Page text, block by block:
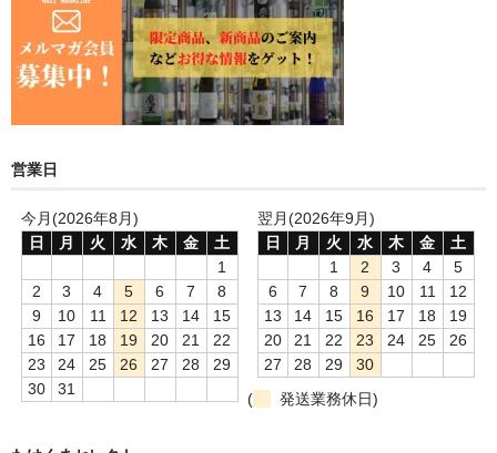
営業日
今月(2026年8月)
日
月 火 水 木 金
土
1
2
3 4 5 6 7
8
9
10 11 12 13 14
15
16
17 18 19 20 21
22
23
24 25 26 27 28
29
30
31
翌月(2026年9月)
日
月 火 水 木 金
土
1
2 3 4
5
6
7 8 9 10 11
12
13
14 15 16 17 18
19
20
21 22 23 24 25
26
27
28 29
30
(
発送業務休日)